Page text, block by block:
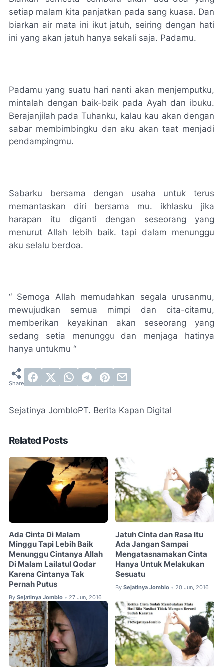
setiap malam kita panjatkan pada sang kuasa. Dan
biarkan air mata ini ikut jatuh, seiring dengan hati
ini yang akan jatuh hanya sekali saja. Padamu.
Padamu yang suatu hari nanti akan menjemputku,
mintalah dengan baik-baik pada Ayah dan ibuku.
Berajanjilah pada Tuhanku, kalau kau akan dengan
sabar membimbingku dan aku akan taat menjadi
pendampingmu.
Sabarku bersama dengan usaha untuk terus
memantaskan diri bersama mu. ikhlasku jika
harapan itu diganti dengan seseorang yang
menurut Allah lebih baik. tapi dalam menunggu
aku selalu berdoa.
“ Semoga Allah memudahkan segala urusanmu,
mewujudkan semua mimpi dan cita-citamu,
memberikan keyakinan akan seseorang yang
sedang setia menunggu dan menjaga hatinya
hanya untukmu “
Sejatinya JombloPT. Berita Kapan Digital
Related Posts
Ada Cinta Di Malam
Minggu Tapi Lebih Baik
Menunggu Cintanya Allah
Di Malam Lailatul Qodar
Karena Cintanya Tak
Pernah Putus
By Sejatinya Jomblo • 27 Jun, 2016
Jatuh Cinta dan Rasa Itu
Ada Jangan Sampai
Mengatasnamakan Cinta
Hanya Untuk Melakukan
Sesuatu
By Sejatinya Jomblo • 20 Jun, 2016